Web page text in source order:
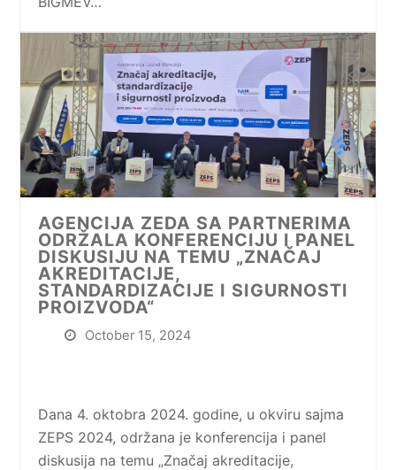
AGENCIJA ZEDA SA PARTNERIMA
ODRŽALA KONFERENCIJU I PANEL
DISKUSIJU NA TEMU „ZNAČAJ
AKREDITACIJE,
STANDARDIZACIJE I SIGURNOSTI
PROIZVODA“
October 15, 2024
Dana 4. oktobra 2024. godine, u okviru sajma
ZEPS 2024, održana je konferencija i panel
diskusija na temu „Značaj akreditacije,